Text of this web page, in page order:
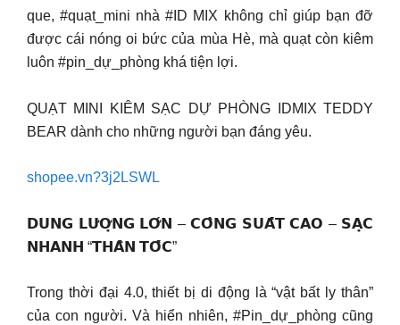
que, #quạt_mini nhà #ID MIX không chỉ giúp bạn đỡ
được cái nóng oi bức của mùa Hè, mà quạt còn kiêm
luôn #pin_dự_phòng khá tiện lợi.
QUẠT MINI KIÊM SẠC DỰ PHÒNG IDMIX TEDDY
BEAR dành cho những người bạn đáng yêu.
shopee.vn?3j2LSWL
𝗗𝗨𝗡𝗚 𝗟𝗨̛𝗢̛̣𝗡𝗚 𝗟𝗢̛́𝗡 – 𝗖𝗢̂𝗡𝗚 𝗦𝗨𝗔̂́𝗧 𝗖𝗔𝗢 – 𝗦𝗔̣𝗖
𝗡𝗛𝗔𝗡𝗛 “𝗧𝗛𝗔̂̀𝗡 𝗧𝗢̂́𝗖”
Trong thời đại 4.0, thiết bị di động là “vật bất ly thân”
của con người. Và hiển nhiên, #Pin_dự_phòng cũng